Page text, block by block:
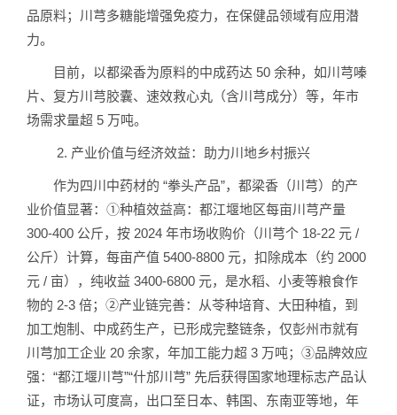
品原料；川芎多糖能增强免疫力，在保健品领域有应用潜
力。
目前，以都梁香为原料的中成药达 50 余种，如川芎嗪
片、复方川芎胶囊、速效救心丸（含川芎成分）等，年市
场需求量超 5 万吨。
2. 产业价值与经济效益：助力川地乡村振兴
作为四川中药材的 “拳头产品”，都梁香（川芎）的产
业价值显著：①种植效益高：都江堰地区每亩川芎产量
300-400 公斤，按 2024 年市场收购价（川芎个 18-22 元 /
公斤）计算，每亩产值 5400-8800 元，扣除成本（约 2000
元 / 亩），纯收益 3400-6800 元，是水稻、小麦等粮食作
物的 2-3 倍；②产业链完善：从苓种培育、大田种植，到
加工炮制、中成药生产，已形成完整链条，仅彭州市就有
川芎加工企业 20 余家，年加工能力超 3 万吨；③品牌效应
强：“都江堰川芎”“什邡川芎” 先后获得国家地理标志产品认
证，市场认可度高，出口至日本、韩国、东南亚等地，年